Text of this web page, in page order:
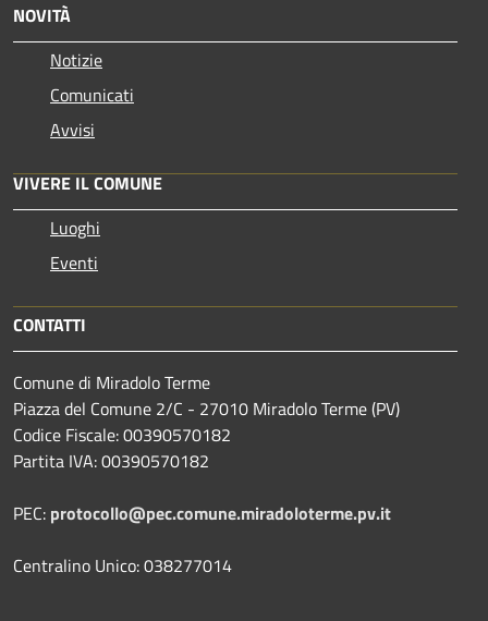
NOVITÀ
Notizie
Comunicati
Avvisi
VIVERE IL COMUNE
Luoghi
Eventi
CONTATTI
Comune di Miradolo Terme
Piazza del Comune 2/C - 27010 Miradolo Terme (PV)
Codice Fiscale: 00390570182
Partita IVA: 00390570182
PEC: protocollo@pec.comune.miradoloterme.pv.it
Centralino Unico: 038277014